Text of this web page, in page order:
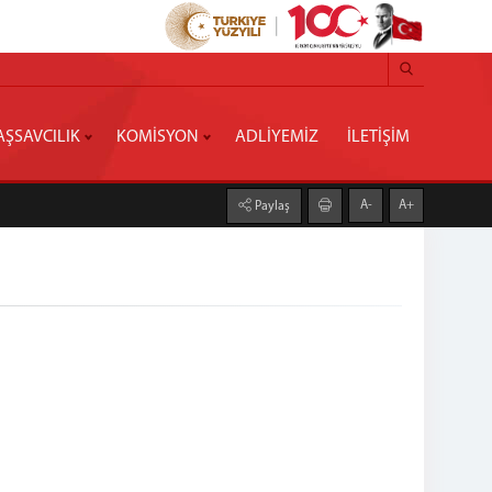
KOMİSYON ADLİYEMİZ İLETİŞİM
Paylaş A- A+